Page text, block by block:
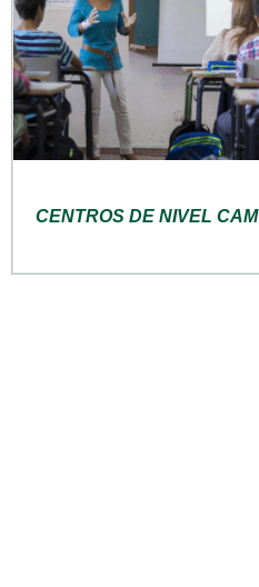
CENTROS DE NIVEL CAM